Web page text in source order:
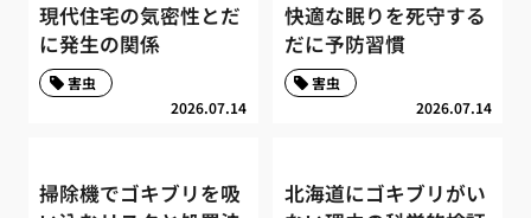
現代住宅の気密性とだ
に発生の関係
2026.07.14
害虫
快適な眠りを死守する
だに予防習慣
2026.07.14
害虫
掃除機でゴキブリを吸
北海道にゴキブリがい